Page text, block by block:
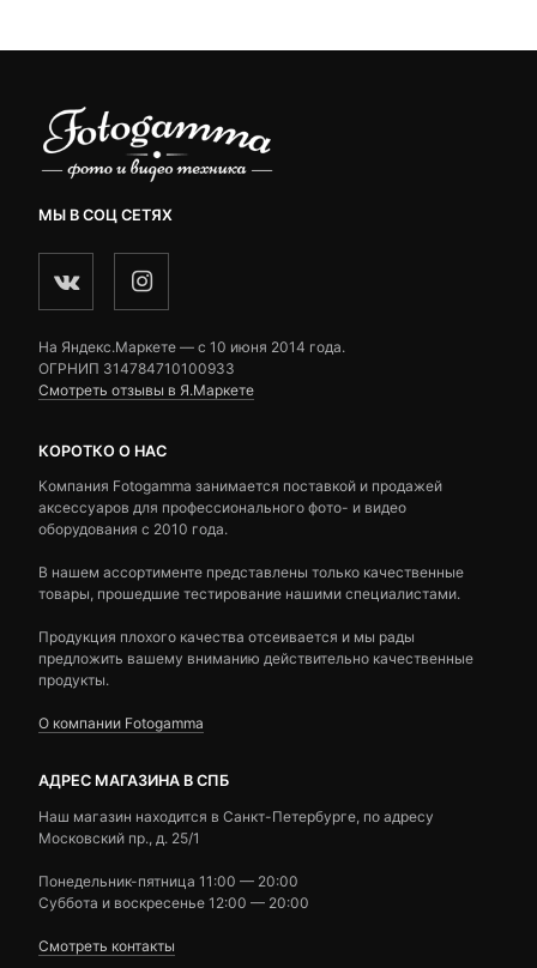
МЫ В СОЦ СЕТЯХ
На Яндекс.Маркете — c 10 июня 2014 года.
ОГРНИП 314784710100933
Смотреть отзывы в Я.Маркете
КОРОТКО О НАС
Компания Fotogamma занимается поставкой и продажей
аксессуаров для профессионального фото- и видео
оборудования с 2010 года.
В нашем ассортименте представлены только качественные
товары, прошедшие тестирование нашими специалистами.
Продукция плохого качества отсеивается и мы рады
предложить вашему вниманию действительно качественные
продукты.
О компании Fotogamma
АДРЕС МАГАЗИНА В СПБ
Наш магазин находится в Санкт-Петербурге, по адресу
Московский пр., д. 25/1
Понедельник-пятница 11:00 — 20:00
Суббота и воскресенье 12:00 — 20:00
Смотреть контакты